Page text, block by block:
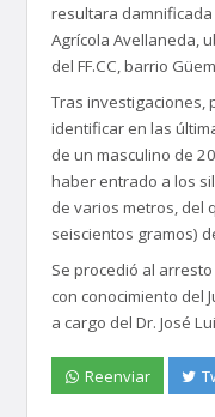
resultara
Agrícola Avellaneda,
del FF.CC, barrio
Tras investigaciones,
identificar en las
de un masculino de
haber entrado a los
de varios metros, del
seiscientos gramos)
Se procedió al
con conocimiento del
a cargo del Dr. José
Reenviar